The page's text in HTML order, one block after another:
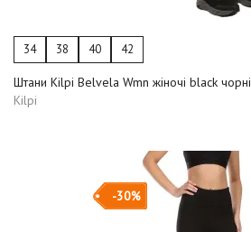
34 38 40 42
Штани Kilpi Belvela Wmn жіночі black чорні
Kilpi
-30%